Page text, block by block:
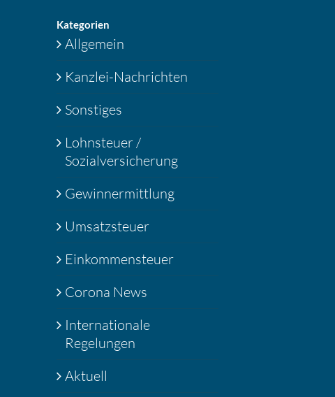
Katego­rien
Allgemein
Kanzlei-Nachrichten
Sonstiges
Lohnsteuer /
Sozialversicherung
Gewinnermittlung
Umsatzsteuer
Einkommensteuer
Corona News
Internationale
Regelungen
Aktuell